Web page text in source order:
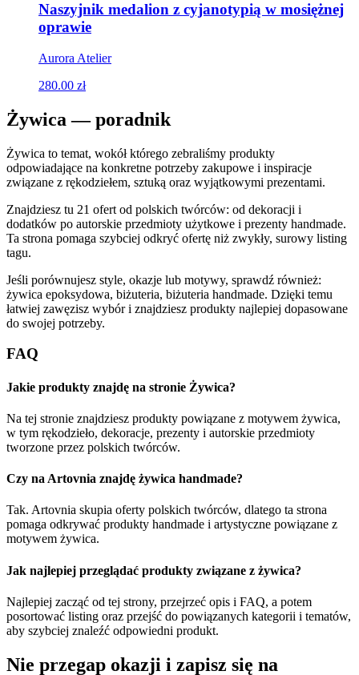
Naszyjnik medalion z cyjanotypią w mosiężnej
oprawie
Aurora Atelier
280.00 zł
Żywica — poradnik
Żywica to temat, wokół którego zebraliśmy produkty
odpowiadające na konkretne potrzeby zakupowe i inspiracje
związane z rękodziełem, sztuką oraz wyjątkowymi prezentami.
Znajdziesz tu 21 ofert od polskich twórców: od dekoracji i
dodatków po autorskie przedmioty użytkowe i prezenty handmade.
Ta strona pomaga szybciej odkryć ofertę niż zwykły, surowy listing
tagu.
Jeśli porównujesz style, okazje lub motywy, sprawdź również:
żywica epoksydowa, biżuteria, biżuteria handmade. Dzięki temu
łatwiej zawęzisz wybór i znajdziesz produkty najlepiej dopasowane
do swojej potrzeby.
FAQ
Jakie produkty znajdę na stronie Żywica?
Na tej stronie znajdziesz produkty powiązane z motywem żywica,
w tym rękodzieło, dekoracje, prezenty i autorskie przedmioty
tworzone przez polskich twórców.
Czy na Artovnia znajdę żywica handmade?
Tak. Artovnia skupia oferty polskich twórców, dlatego ta strona
pomaga odkrywać produkty handmade i artystyczne powiązane z
motywem żywica.
Jak najlepiej przeglądać produkty związane z żywica?
Najlepiej zacząć od tej strony, przejrzeć opis i FAQ, a potem
posortować listing oraz przejść do powiązanych kategorii i tematów,
aby szybciej znaleźć odpowiedni produkt.
Nie przegap okazji i zapisz się na